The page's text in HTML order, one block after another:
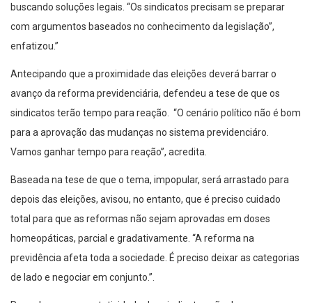
buscando soluções legais. “Os sindicatos precisam se preparar
com argumentos baseados no conhecimento da legislação”,
enfatizou.”
Antecipando que a proximidade das eleições deverá barrar o
avanço da reforma previdenciária, defendeu a tese de que os
sindicatos terão tempo para reação. “O cenário político não é bom
para a aprovação das mudanças no sistema previdenciáro.
Vamos ganhar tempo para reação”, acredita.
Baseada na tese de que o tema, impopular, será arrastado para
depois das eleições, avisou, no entanto, que é preciso cuidado
total para que as reformas não sejam aprovadas em doses
homeopáticas, parcial e gradativamente. “A reforma na
previdência afeta toda a sociedade. É preciso deixar as categorias
de lado e negociar em conjunto.”.